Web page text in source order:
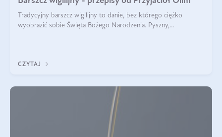
Tradycyjny barszcz wigilijny to danie, bez którego ciężko
wyobrazić sobie Święta Bożego Narodzenia. Pyszny,
CZYTAJ